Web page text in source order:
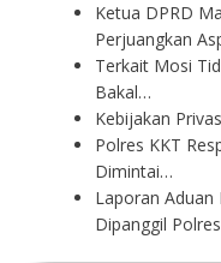
Ketua DPRD
Perjuangkan
Terkait Mosi
Bakal…
Kebijakan
Polres KKT
Dimintai…
Laporan Aduan
Dipanggil Polres